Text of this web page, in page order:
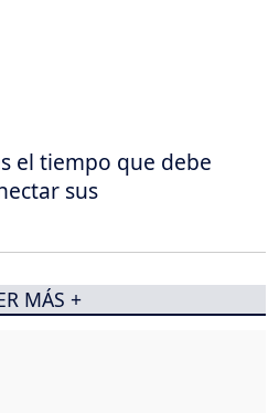
el tiempo que debe
sus
MÁS +